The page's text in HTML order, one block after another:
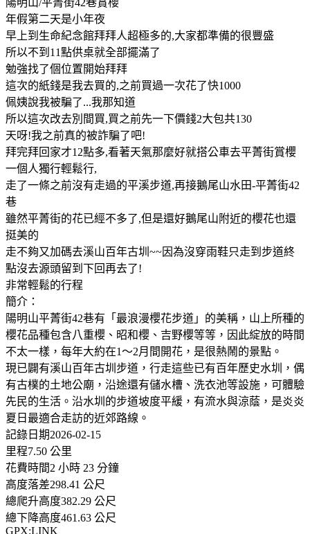
年假第二天是小年夜
早上到生命紀念館拜拜人超極多的,大家都準備的很豐盛
所以不到11點供桌就全部擺滿了
勉強找了個位置開始拜拜
這次的紙錢是我去買的,之前買過一次花了快1000
佩姨說我被騙了...我那知道
所以這次改去別間買,買之前先一下價錢2大包共130
天呀!我之前真的被詐騙了吧!
拜完拜回家才12點多,看著天氣那麼好就搭公車去平菁街賞櫻
一個人獨行輕鬆行,
走了一條之前沒有走過的平溪步道,再接鵝尾山水田-平菁街42
巷
雖然平菁街的花已經不多了,但是還好鵝尾山附近的櫻花也還
挺美的
走不夠又加碼去溪山百年古圳~~因為沒穿雨鞋只走到步道終
點沒去源頭留到下回再去了!
非常輕鬆的行程
簡介：
陽明山平菁街42巷有「最浪漫櫻花步道」的美稱，山上所種的
櫻花品種包含八重櫻、昭和櫻、吉野櫻等等，因此綻放的時間
不太一樣，每年大約在1～2月間開花，是很熱鬧的景點。
現已闢有溪山百年古圳步道，行走這些已有百年歷史水圳，偶
有古樸的土地公廟，沿途還有儲水槽、洗衣池等設施，可體驗
先民的生活。沿水圳的步道坡度平緩，有流水與涼蔭，是炎炎
夏日最適合走訪的近郊路線。
記錄日期2026-02-15
里程7.50 公里
花費時間2 小時 23 分鐘
高度落差298.41 公尺
總爬升高度382.29 公尺
總下降高度461.63 公尺
GPX:LINK